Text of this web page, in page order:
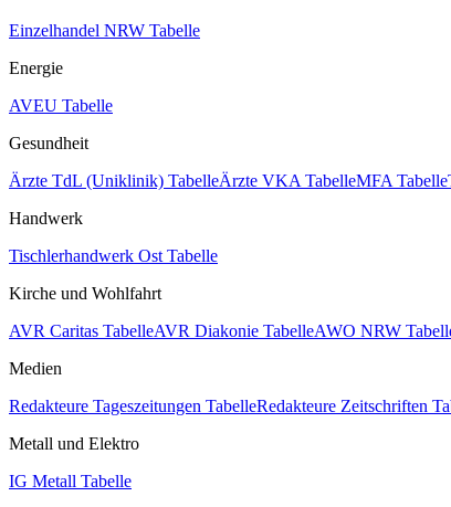
Einzelhandel NRW Tabelle
Energie
AVEU Tabelle
Gesundheit
Ärzte TdL (Uniklinik) TabelleÄrzte VKA TabelleMFA Tabelle
Handwerk
Tischlerhandwerk Ost Tabelle
Kirche und Wohlfahrt
AVR Caritas TabelleAVR Diakonie TabelleAWO NRW
Medien
Redakteure Tageszeitungen TabelleRedakteure Zeitschriften
Metall und Elektro
IG Metall Tabelle